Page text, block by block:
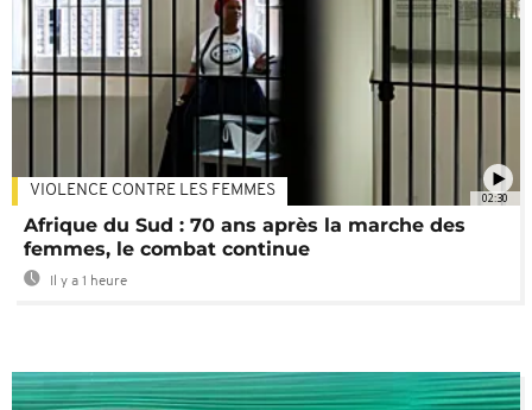
02:30
VIOLENCE CONTRE LES FEMMES
Afrique du Sud : 70 ans après la marche des
femmes, le combat continue
Il y a 1 heure